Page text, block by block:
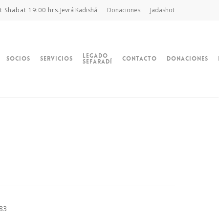
Shabat 19:00 hrs.Jevrá Kadishá Donaciones Jadashot
Socios Servicios Legado
Sefaradí Contacto Donaciones